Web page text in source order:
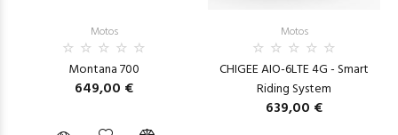
Motos
Montana 700
649,00 €
Motos
CHIGEE AIO-6LTE 4G - Smart
Riding System
639,00 €